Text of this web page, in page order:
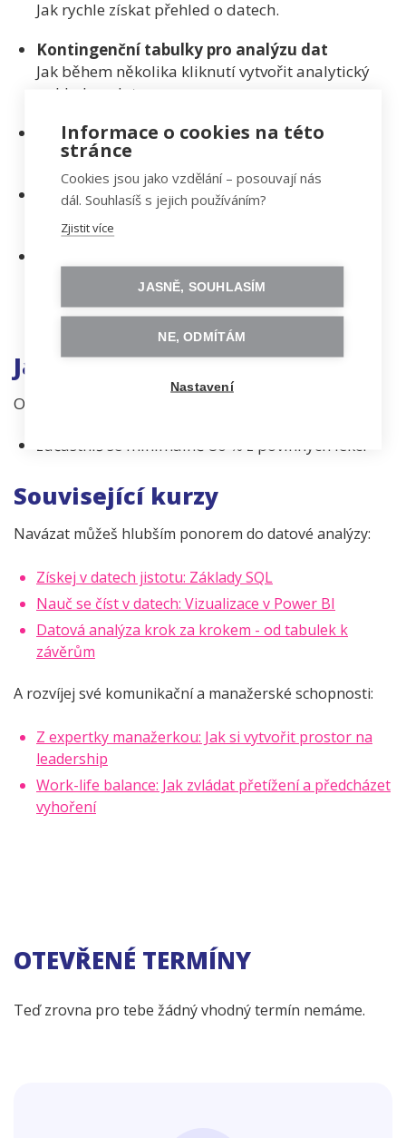
Jak rychle získat přehled o datech.
Kontingenčnítabulky pro analýzu dat
Jak během několika kliknutívytvořitanalytický
pohled
data.
Vizualizacedat vExcelu
Tvorbagrafů
Přípravaačištěnídatproanalýzu
přitvorběvzorců,vysvětlení
dat.
Jak kurz zakončíš
Obdržíš certifikát, pokud:
zúčastníš se minimálně 80 % z povinných lekcí
Související kurzy
Navázat můžeš hlubším ponorem do datové analýzy:
Získej v datech jistotu: Základy SQL
Nauč se číst v datech: Vizualizace v Power BI
Datová analýza krok za krokem - od tabulek k
závěrům
A rozvíjej své komunikační a manažerské schopnosti:
Z expertky manažerkou: Jak si vytvořit prostor na
leadership
Work-life balance: Jak zvládat přetížení a předcházet
vyhoření
OTEVŘENÉ TERMÍNY
Teď zrovna pro tebe žádný vhodný termín nemáme.
Informace o cookies na této
stránce
Cookies jsou jako vzdělání – posouvají nás
dál. Souhlasíš s jejich používáním?
Zjistit více
JASNĚ, SOUHLASÍM
NE, ODMÍTÁM
Nastavení